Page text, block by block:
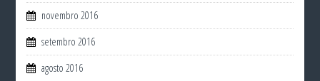
novembro 2016
setembro 2016
agosto 2016